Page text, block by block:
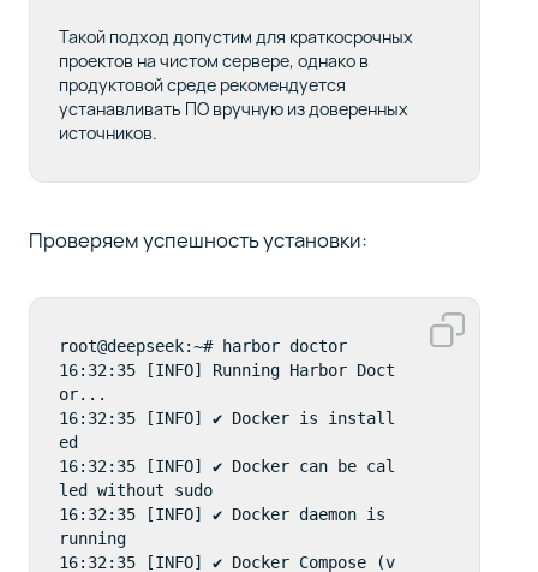
Такой подход допустим для краткосрочных
проектов на чистом сервере, однако в
продуктовой среде рекомендуется
устанавливать ПО вручную из доверенных
источников.
Проверяем успешность установки:
root@deepseek:~# harbor doctor
16:32:35 [INFO] Running Harbor Doct
or...
16:32:35 [INFO] ✔ Docker is install
ed
16:32:35 [INFO] ✔ Docker can be cal
led without sudo
16:32:35 [INFO] ✔ Docker daemon is
running
16:32:35 [INFO] ✔ Docker Compose (v